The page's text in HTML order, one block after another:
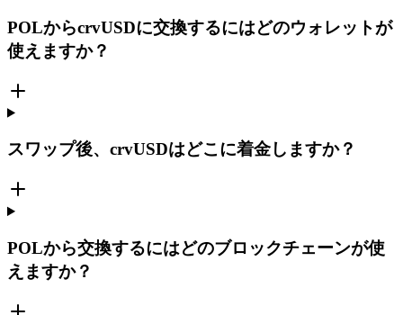
POLからcrvUSDに交換するにはどのウォレットが
使えますか？
スワップ後、crvUSDはどこに着金しますか？
POLから交換するにはどのブロックチェーンが使
えますか？